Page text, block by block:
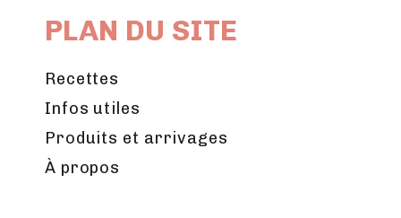
PLAN DU SITE
Recettes
Infos utiles
Produits et arrivages
À propos